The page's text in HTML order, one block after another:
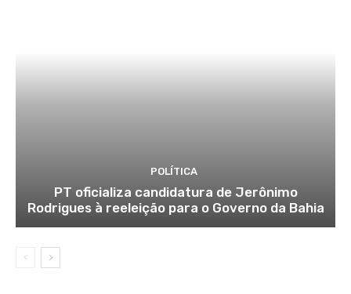
POLÍTICA
PT oficializa candidatura de Jerônimo
Rodrigues à reeleição para o Governo da Bahia